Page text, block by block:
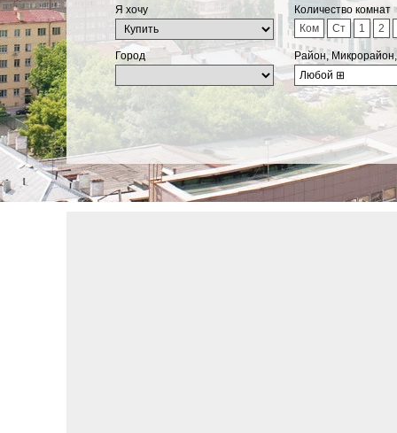
Я хочу
Количество комнат
Ком
Ст 1 2
Город
Район,
Любой ⊞